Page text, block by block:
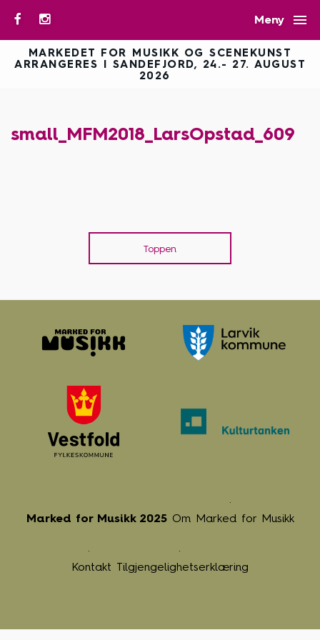
Meny 
MARKEDET FOR MUSIKK OG SCENEKUNST
ARRANGERES I SANDEFJORD, 24.- 27. AUGUST
2026
small_MFM2018_LarsOpstad_609
Toppen
Marked for Musikk 2025 Om Marked for Musikk
Kontakt Tilgjengelighetserklæring